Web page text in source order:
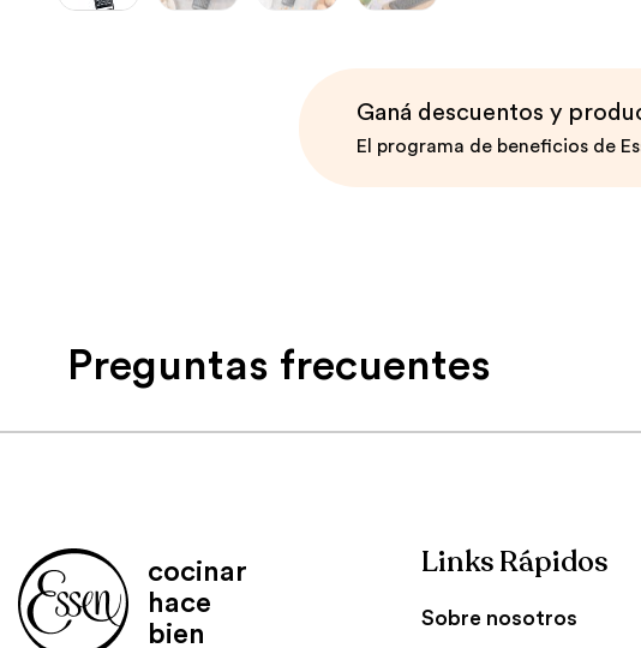
Ganá descuentos y
El programa de beneficios de
Preguntas frecuentes
cocinar
hace
bien
Links Rápidos
Sobre nosotros